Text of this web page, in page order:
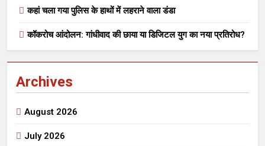
कहां चला गया पुलिस के हाथों में लहराने वाला डंडा
कॉकरोच आंदोलन: गांधीवाद की छाया या डिजिटल युग का नया प्रतिरोध?
Archives
August 2026
July 2026